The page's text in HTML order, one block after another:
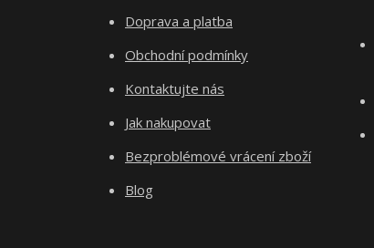
Doprava a platba
Obchodní podmínky
Kontaktujte nás
Jak nakupovat
Bezproblémové vrácení zboží
Blog